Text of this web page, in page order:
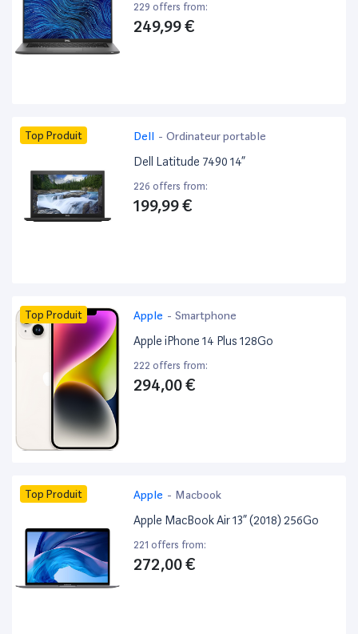
229 offers from:
249,99 €
Top Produit Dell - Ordinateur portable
Dell Latitude 7490 14”
226 offers from:
199,99 €
Top Produit Apple - Smartphone
Apple iPhone 14 Plus 128Go
222 offers from:
294,00 €
Top Produit Apple - Macbook
Apple MacBook Air 13” (2018) 256Go
221 offers from:
272,00 €